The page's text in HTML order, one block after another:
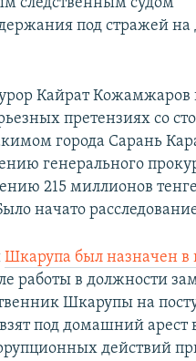
под стражей на
Кайрат Кожамжаров
претензиях со
города Сарань
генерального
215 миллионов
начато
Шкарупа был назначен в
работы в должности
Шкарупы на
под домашний арест
действий